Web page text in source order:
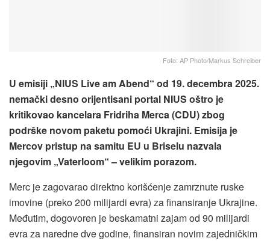
Foto: AP Photo/Markus Schreiber
U emisiji „NIUS Live am Abend“ od 19. decembra 2025.
nemački desno orijentisani portal NIUS oštro je
kritikovao kancelara Fridriha Merca (CDU) zbog
podrške novom paketu pomoći Ukrajini. Emisija je
Mercov pristup na samitu EU u Briselu nazvala
njegovim „Vaterloom“ – velikim porazom.
Merc je zagovarao direktno korišćenje zamrznute ruske
imovine (preko 200 milijardi evra) za finansiranje Ukrajine.
Međutim, dogovoren je beskamatni zajam od 90 milijardi
evra za naredne dve godine, finansiran novim zajedničkim